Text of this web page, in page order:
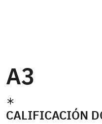
A3
CALIFICACIÓN